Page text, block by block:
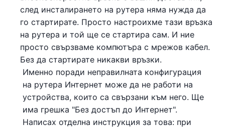
след инсталирането на рутера няма нужда да
го стартирате. Просто настроихме тази връзка
на рутера и той ще се стартира сам. И ние
просто свързваме компютъра с мрежов кабел.
Без да стартирате никакви връзки.
Именно поради неправилната конфигурация
на рутера Интернет може да не работи на
устройства, които са свързани към него. Ще
има грешка "Без достъп до Интернет".
Написах отделна инструкция за това: при